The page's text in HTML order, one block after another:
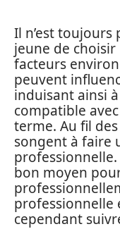
Il n’est toujours
jeune de
facteurs
peuvent
induisant ainsi
compatible
terme. Au fil
songent à faire
bon moyen
professionnelle
cependant